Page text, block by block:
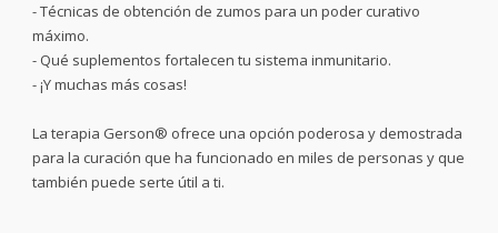
- Técnicas de obtención de zumos para un poder curativo
máximo.
- Qué suplementos fortalecen tu sistema inmunitario.
- ¡Y muchas más cosas!
La terapia Gerson® ofrece una opción poderosa y demostrada
para la curación que ha funcionado en miles de personas y que
también puede serte útil a ti.